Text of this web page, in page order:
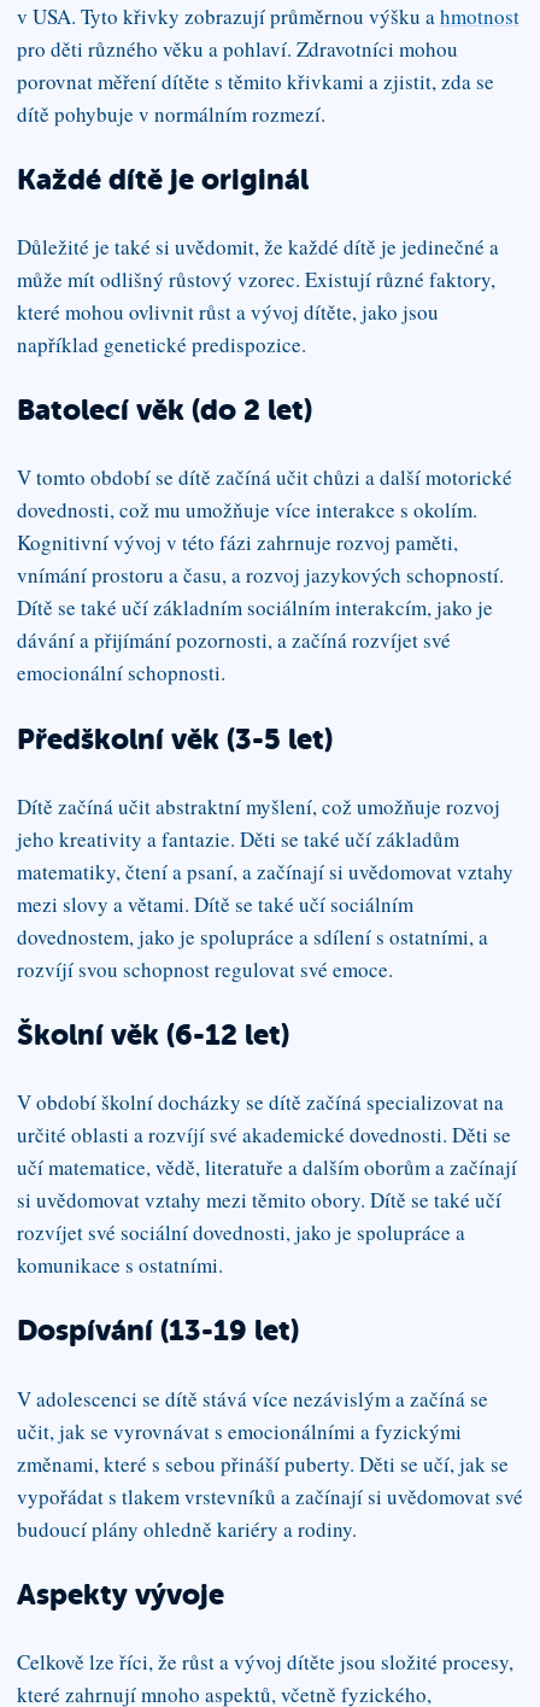
v USA. Tyto křivky zobrazují průměrnou výšku ahmotnost
pro děti různého věku a pohlaví. Zdravotníci mohou
porovnat měření dítěte s těmito křivkami a zjistit, zda se
dítě pohybuje v normálním rozmezí.
Každé dítě je originál
Důležité je také si uvědomit, že každé dítě je jedinečné a
může mít odlišný růstový vzorec. Existují různé faktory,
které mohou ovlivnit růst a vývoj dítěte, jako jsou
například genetické predispozice.
Batolecí věk (do 2 let)
V tomto období se dítě začíná učit chůzi a další motorické
dovednosti, což mu umožňuje více interakce s okolím.
Kognitivní vývoj v této fázi zahrnuje rozvoj paměti,
vnímání prostoru a času, a rozvoj jazykových schopností.
Dítě se také učí základním sociálním interakcím, jako je
dávání a přijímání pozornosti, a začíná rozvíjet své
emocionální schopnosti.
Předškolní věk (3-5 let)
Dítě začíná učit abstraktní myšlení, což umožňuje rozvoj
jeho kreativity a fantazie. Děti se také učí základům
matematiky, čtení a psaní, a začínají si uvědomovat vztahy
mezi slovy a větami. Dítě se také učí sociálním
dovednostem, jako je spolupráce a sdílení s ostatními, a
rozvíjí svou schopnost regulovat své emoce.
Školní věk (6-12 let)
V období školní docházky se dítě začíná specializovat na
určité oblasti a rozvíjí své akademické dovednosti. Děti se
učí matematice, vědě, literatuře a dalším oborům a začínají
si uvědomovat vztahy mezi těmito obory. Dítě se také učí
rozvíjet své sociální dovednosti, jako je spolupráce a
komunikace s ostatními.
Dospívání (13-19 let)
V adolescenci se dítě stává více nezávislým a začíná se
učit, jak se vyrovnávat s emocionálními a fyzickými
změnami, které s sebou přináší puberty. Děti se učí, jak se
vypořádat s tlakem vrstevníků a začínají si uvědomovat své
budoucí plány ohledně kariéry a rodiny.
Aspekty vývoje
Celkově lze říci, že růst a vývoj dítěte jsou složité procesy,
které zahrnují mnoho aspektů, včetně fyzického,